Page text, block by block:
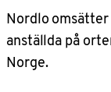
Nordlo
anställda på
Norge.